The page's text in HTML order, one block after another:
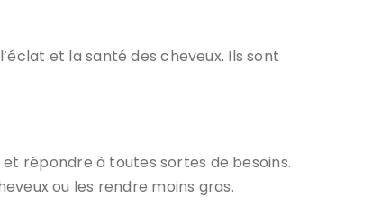
et la santé des cheveux. Ils sont
répondre à toutes sortes de besoins.
ou les rendre moins gras.